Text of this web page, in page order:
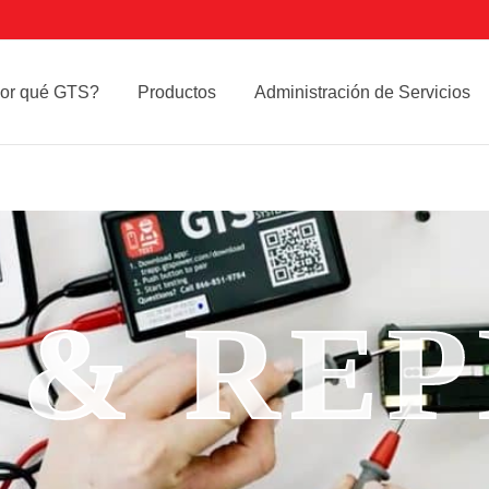
qué GTS? Productos Administración de Servicios